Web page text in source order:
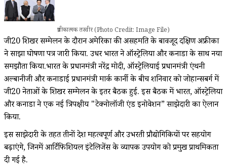
प्रतीकात्मक तस्वीर (Photo Credit: Image File)
जी20 शिखर सम्मेलन के दौरान अमेरिका की असहमति के बावजूद दक्षिण अफ्रीका
ने साझा घोषणा पत्र जारी किया. उधर भारत ने ऑस्ट्रेलिया और कनाडा के साथ नया
समझौता किया.भारत के प्रधानमंत्री नरेंद्र मोदी, ऑस्ट्रेलियाई प्रधानमंत्री एंथनी
अल्बानीजी और कनाडाई प्रधानमंत्री मार्क कार्नी के बीच शनिवार को जोहान्सबर्ग में
जी20 नेताओं के शिखर सम्मेलन के इतर बैठक हुई. इस बैठक में भारत, ऑस्ट्रेलिया
और कनाडा ने एक नई त्रिपक्षीय "टेक्नोलॉजी एंड इनोवेशन” साझेदारी का ऐलान
किया.
इस साझेदारी के तहत तीनों देश महत्वपूर्ण और उभरती प्रौद्योगिकियों पर सहयोग
बढ़ाएंगे, जिनमें आर्टिफिशियल इंटेलिजेंस के व्यापक उपयोग को प्रमुख प्राथमिकता
दी गई है.